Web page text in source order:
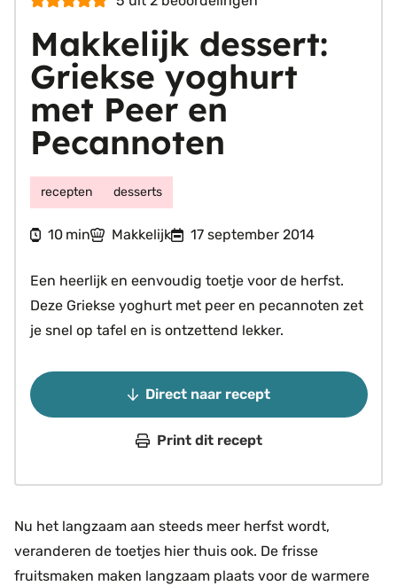
Makkelijk dessert:
Griekse yoghurt
met Peer en
Pecannoten
recepten desserts
10minuten
min Makkelijk 17 september 2014
Een heerlijk en eenvoudig toetje voor de herfst.
Deze Griekse yoghurt met peer en pecannoten zet
je snel op tafel en is ontzettend lekker.
Direct naar recept
Print dit recept
Nu het langzaam aan steeds meer herfst wordt,
veranderen de toetjes hier thuis ook. De frisse
fruitsmaken maken langzaam plaats voor de warmere